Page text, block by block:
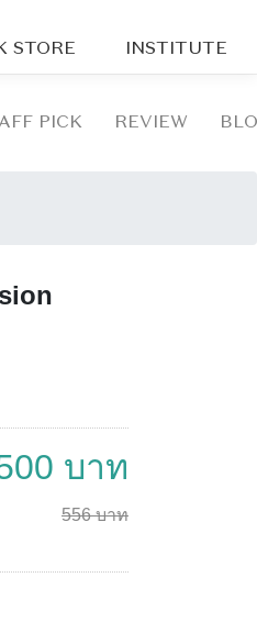
STORE INSTITUTE
PICK REVIEW
บาท
556 บาท